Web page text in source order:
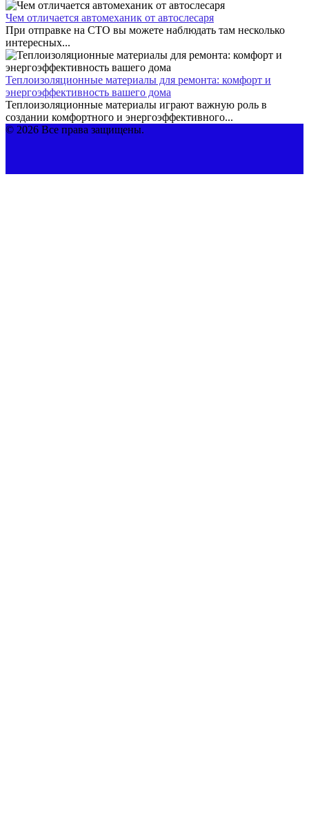
Чем отличается автомеханик от автослесаря
При отправке на СТО вы можете наблюдать там несколько
интересных...
Теплоизоляционные материалы для ремонта: комфорт и
энергоэффективность вашего дома
Теплоизоляционные материалы играют важную роль в
создании комфортного и энергоэффективного...
© 2026 Все права защищены.